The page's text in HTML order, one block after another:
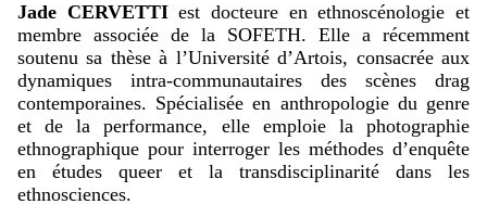
Jade CERVETTI est docteure en ethnoscénologie et
membre associée de la SOFETH. Elle a récemment
soutenu sa thèse à l’Université d’Artois, consacrée aux
dynamiques intra-communautaires des scènes drag
contemporaines. Spécialisée en anthropologie du genre
et de la performance, elle emploie la photographie
ethnographique pour interroger les méthodes d’enquête
en études queer et la transdisciplinarité dans les
ethnosciences.